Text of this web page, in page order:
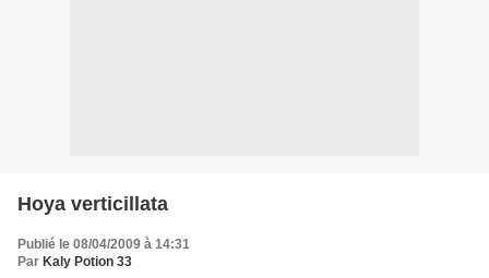
Hoya verticillata
Publié le 08/04/2009 à 14:31
Par Kaly Potion 33